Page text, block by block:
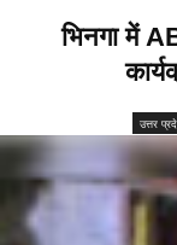
भिनगा में
उत्तर